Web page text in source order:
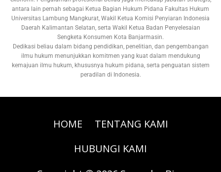
antara lain pernah sebagai Ketua Bagian Hukum Pidana Fakultas Hukum
Universitas Lambung Mangkurat, Wakil Ketua Komisi Penyiaran Indonesia
Daerah Kalimantan Selatan, serta Wakil Ketua Badan Penyelesaian
Sengketa Konsumen Kota Banjarmasin.
Dedikasi beliau dalam bidang pendidikan, penelitian, dan pengembangan
ilmu hukum menunjukkan komitmen yang kuat dalam mendukung
kemajuan ilmu hukum, khususnya hukum pidana, serta penguatan sistem
peradilan di Indonesia.
HOME
TENTANG KAMI
HUBUNGI KAMI